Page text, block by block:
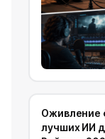
Оживление
лучших ИИ